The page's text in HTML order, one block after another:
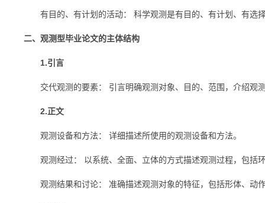
有目的、有计划的活动： 科学观测是有目的、有计划、有选
二、观测型毕业论文的主体结构
1.引言
交代观测的要素： 引言明确观测对象、目的、范围，介绍观
2.正文
观测设备和方法： 详细描述所使用的观测设备和方法。
观测经过： 以系统、全面、立体的方式描述观测过程，包括
观测结果和讨论： 准确描述观测对象的特征，包括形体、动